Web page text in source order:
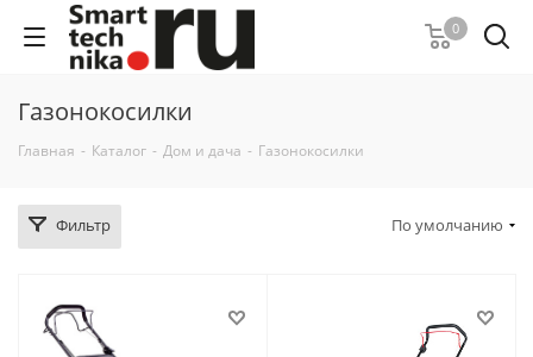
0
Газонокосилки
Главная - Каталог - Дом и дача - Газонокосилки
Фильтр По умолчанию